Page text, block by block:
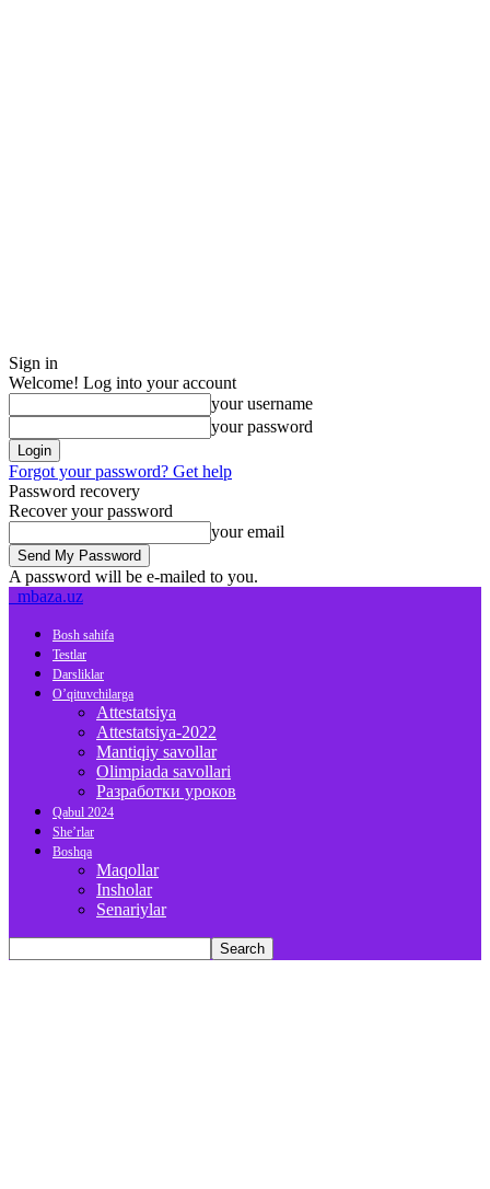
Sign in
Welcome! Log into your account
your username
your password
Forgot your password? Get help
Password recovery
Recover your password
your email
A password will be e-mailed to you.
mbaza.uz
Bosh sahifa
Testlar
Darsliklar
O’qituvchilarga
Attestatsiya
Attestatsiya-2022
Mantiqiy savollar
Olimpiada savollari
Разработки уроков
Qabul 2024
She’rlar
Boshqa
Maqollar
Insholar
Senariylar